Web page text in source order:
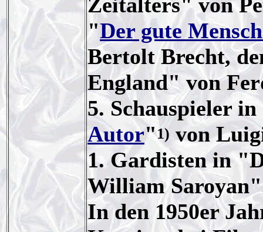
"Der gute
Bertolt Brecht,
England" von
5. Schauspieler
Autor"1) von
1. Gardisten in
William
In den 1950er